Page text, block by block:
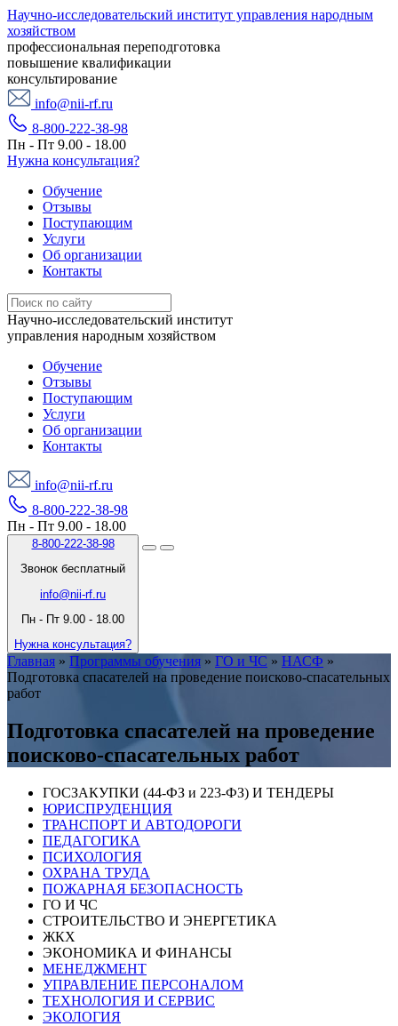
Научно-исследовательский институт управления народным
хозяйством
профессиональная переподготовка
повышение квалификации
консультирование
info@nii-rf.ru
8-800-222-38-98
Пн - Пт 9.00 - 18.00
Нужна консультация?
Обучение
Отзывы
Поступающим
Услуги
Об организации
Контакты
Научно-исследовательский институт
управления народным хозяйством
Обучение
Отзывы
Поступающим
Услуги
Об организации
Контакты
info@nii-rf.ru
8-800-222-38-98
Пн - Пт 9.00 - 18.00
8-800-222-38-98
Звонок бесплатный
info@nii-rf.ru
Пн - Пт 9.00 - 18.00
Нужна консультация?
Главная » Программы обучения » ГО и ЧС » НАСФ »
Подготовка спасателей на проведение поисково-спасательных
работ
Подготовка спасателей на проведение
поисково-спасательных работ
ГОСЗАКУПКИ (44-ФЗ и 223-ФЗ) И ТЕНДЕРЫ
ЮРИСПРУДЕНЦИЯ
ТРАНСПОРТ И АВТОДОРОГИ
ПЕДАГОГИКА
ПСИХОЛОГИЯ
ОХРАНА ТРУДА
ПОЖАРНАЯ БЕЗОПАСНОСТЬ
ГО И ЧС
СТРОИТЕЛЬСТВО И ЭНЕРГЕТИКА
ЖКХ
ЭКОНОМИКА И ФИНАНСЫ
МЕНЕДЖМЕНТ
УПРАВЛЕНИЕ ПЕРСОНАЛОМ
ТЕХНОЛОГИЯ И СЕРВИС
ЭКОЛОГИЯ